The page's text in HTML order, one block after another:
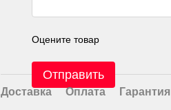
Оцените товар
Отправить
Доставка Оплата Гарантия